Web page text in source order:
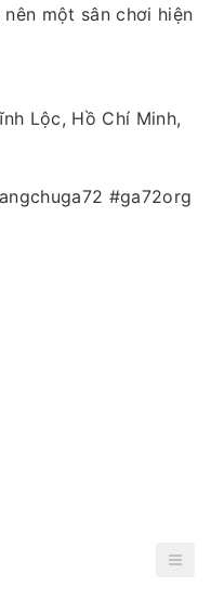
một sân chơi hiện
Lộc, Hồ Chí Minh,
#ga72org